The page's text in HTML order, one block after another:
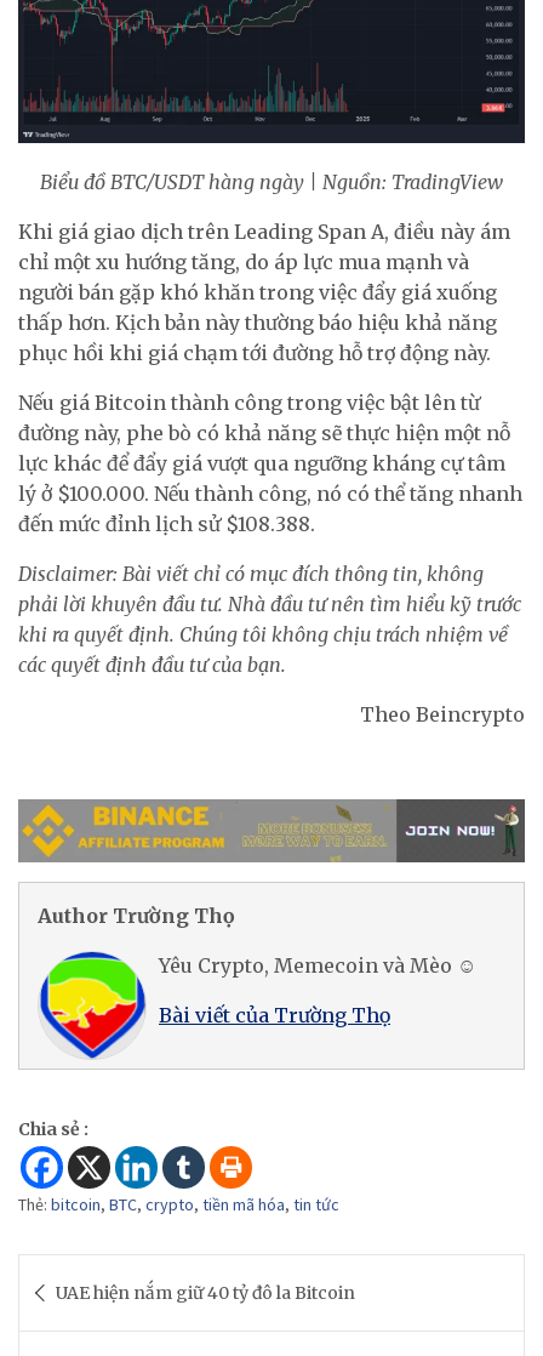
Biểu đồ BTC/USDT hàng ngày | Nguồn: TradingView
Khi giá giao dịch trên Leading Span A, điều này ám
chỉ một xu hướng tăng, do áp lực mua mạnh và
người bán gặp khó khăn trong việc đẩy giá xuống
thấp hơn. Kịch bản này thường báo hiệu khả năng
phục hồi khi giá chạm tới đường hỗ trợ động này.
Nếu giá Bitcoin thành công trong việc bật lên từ
đường này, phe bò có khả năng sẽ thực hiện một nỗ
lực khác để đẩy giá vượt qua ngưỡng kháng cự tâm
lý ở $100.000. Nếu thành công, nó có thể tăng nhanh
đến mức đỉnh lịch sử $108.388.
Disclaimer: Bài viết chỉ có mục đích thông tin, không
phải lời khuyên đầu tư. Nhà đầu tư nên tìm hiểu kỹ trước
khi ra quyết định. Chúng tôi không chịu trách nhiệm về
các quyết định đầu tư của bạn.
Theo Beincrypto
Author Trường Thọ
Yêu Crypto, Memecoin và Mèo ☺
Bài viết của Trường Thọ
Chia sẻ :
Thẻ: bitcoin, BTC, crypto, tiền mã hóa, tin tức
navigation
UAE hiện nắm giữ 40 ​​tỷ đô la Bitcoin